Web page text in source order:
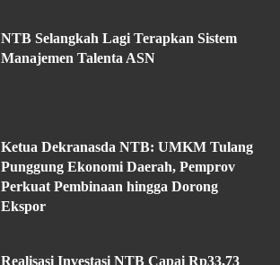
NTB Selangkah Lagi Terapkan Sistem
Manajemen Talenta ASN
Ketua Dekranasda NTB: UMKM Tulang
Punggung Ekonomi Daerah, Pemprov
Perkuat Pembinaan hingga Dorong
Ekspor
Realisasi Investasi NTB Capai Rp33,73